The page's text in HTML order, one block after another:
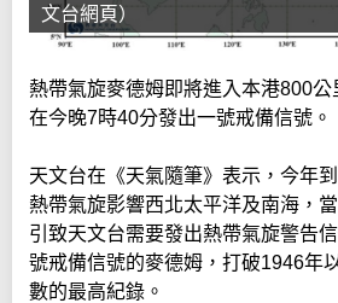
文台網頁）
熱帶氣旋麥德姆即將進入本港800
在今晚7時40分發出一號戒備信號。
天文台在《天氣隨筆》表示，今年
熱帶氣旋影響西北太平洋及南海，
引致天文台需要發出熱帶氣旋警告
號戒備信號的麥德姆，打破1946年
數的最高紀錄。